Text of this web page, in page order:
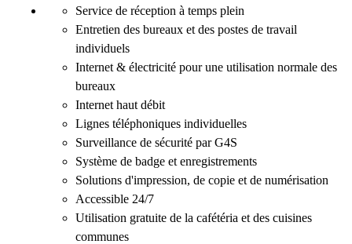
Service de réception à temps plein
Entretien des bureaux et des postes de travail
individuels
Internet & électricité pour une utilisation normale des
bureaux
Internet haut débit
Lignes téléphoniques individuelles
Surveillance de sécurité par G4S
Système de badge et enregistrements
Solutions d'impression, de copie et de numérisation
Accessible 24/7
Utilisation gratuite de la cafétéria et des cuisines
communes